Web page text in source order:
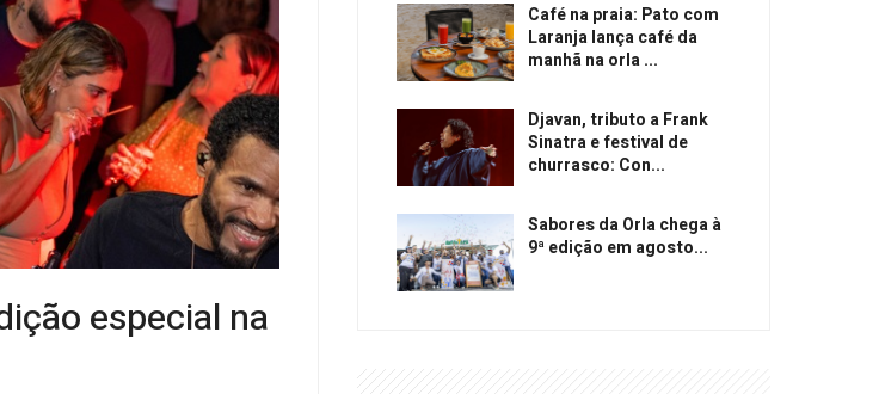
especial na
Café na praia: Pato com
Laranja lança café da
manhã na orla ...
Djavan, tributo a Frank
Sinatra e festival de
churrasco: Con...
Sabores da Orla chega à
9ª edição em agosto...